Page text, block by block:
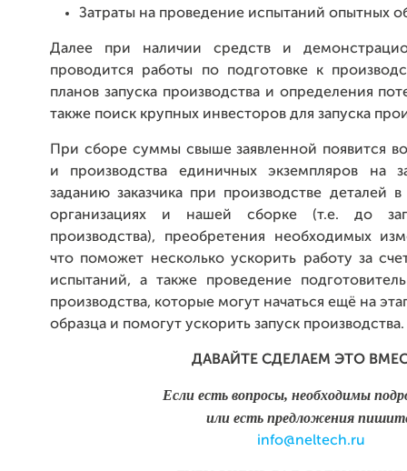
Затраты на проведение испытаний опытных
Далее при наличии средств и
проводится работы по подготовке к
планов запуска производства и определения
также поиск крупных инвесторов для запуска
При сборе суммы свыше заявленной появится
и производства единичных экземпляров на
заданию заказчика при производстве деталей
организациях и нашей сборке (т.е. до
производства), преобретения необходимых
что поможет несколько ускорить работу за
испытаний, а также проведение
производства, которые могут начаться ещё на
образца и помогут ускорить запуск производства.
ДАВАЙТЕ СДЕЛАЕМ ЭТО
Если есть вопросы, необходимы
или есть предложения
info@neltech.ru